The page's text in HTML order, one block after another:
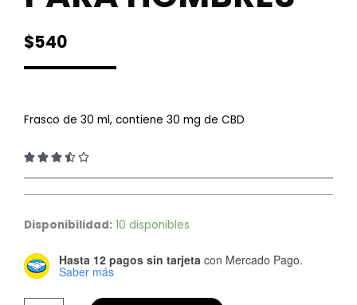
$540
Frasco de 30 ml, contiene 30 mg de CBD
    3.5/5
Disponibilidad: 10 disponibles
Hasta 12 pagos sin tarjeta con Mercado Pago.
Saber más
hidratante
hombres
cantidad